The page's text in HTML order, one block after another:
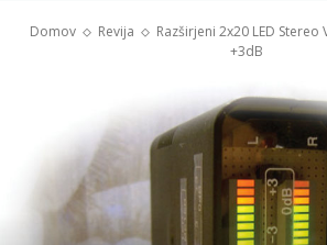
Domov Revija
Razširjeni 2x20 LED
+3dB